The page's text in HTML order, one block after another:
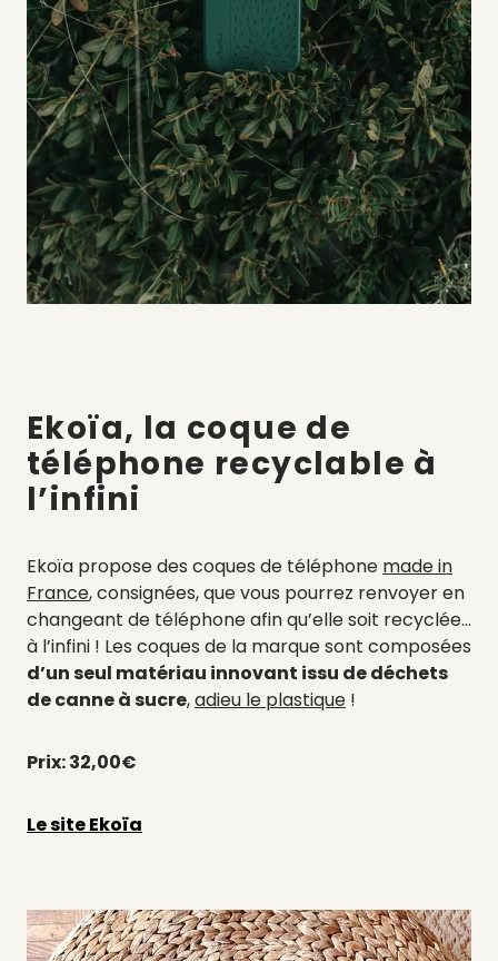
Ekoïa, la coque de
téléphone recyclable à
l’infini
Ekoïa propose des coques de téléphone made in
France, consignées, que vous pourrez renvoyer en
changeant de téléphone afin qu’elle soit recyclée…
à l’infini ! Les coques de la marque sont composées
d’un seul matériau innovant issu de déchets
de canne à sucre,adieu le plastique !
Prix: 32,00€
Le site Ekoïa